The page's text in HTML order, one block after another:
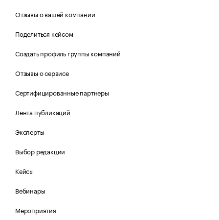
Отзывы о вашей компании
Поделиться кейсом
Создать профиль группы компаний
Отзывы о сервисе
Сертифицированные партнеры
Лента публикаций
Эксперты
Выбор редакции
Кейсы
Вебинары
Мероприятия